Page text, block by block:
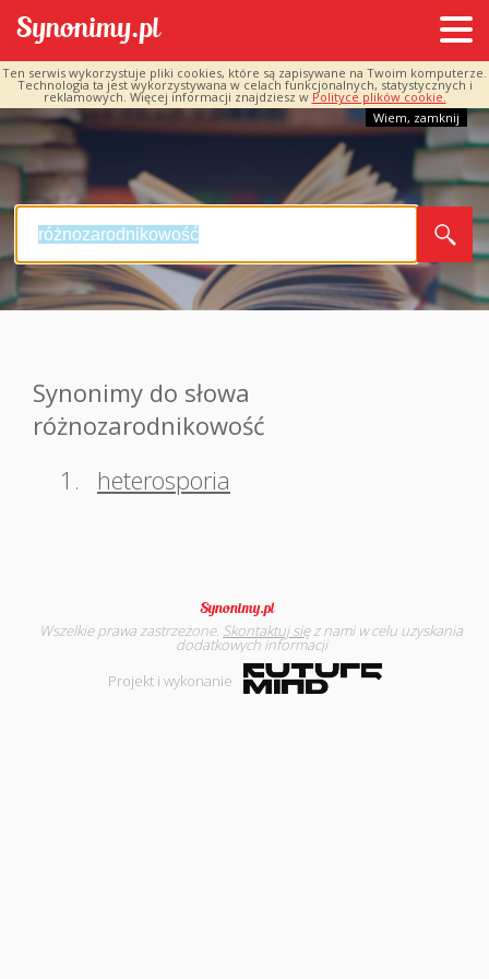
Ten serwis wykorzystuje pliki cookies, które są zapisywane na Twoim komputerze.
Technologia ta jest wykorzystywana w celach funkcjonalnych, statystycznych i
reklamowych. Więcej informacji znajdziesz w Polityce plików cookie.
Wiem, zamknij
Synonimy do słowa
różnozarodnikowość
1.
heterosporia
Wszelkie prawa zastrzeżone. Skontaktuj sięz nami w celu uzyskania
dodatkowych informacji
Projekt i wykonanie